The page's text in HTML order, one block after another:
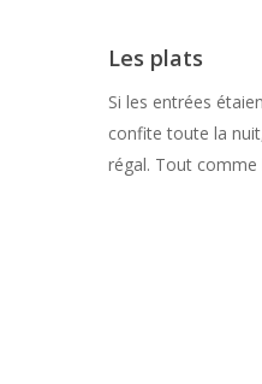
Les plats
Si les entrées
confite toute la
régal. Tout